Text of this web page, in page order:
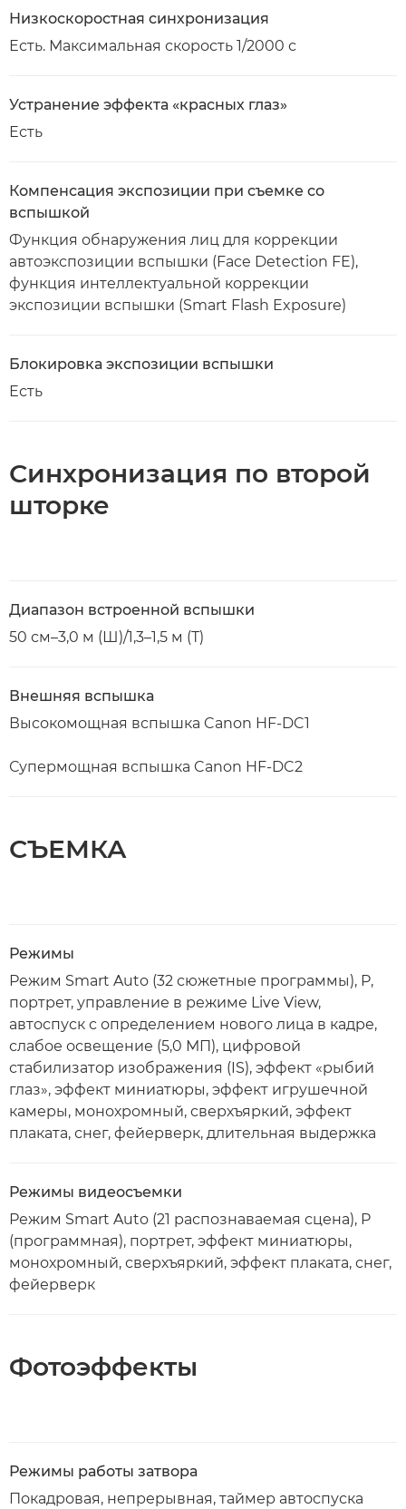
Низкоскоростная синхронизация
Есть. Максимальная скорость 1/2000 с
Устранение эффекта «красных глаз»
Есть
Компенсация экспозиции при съемке со
вспышкой
Функция обнаружения лиц для коррекции
автоэкспозиции вспышки (Face Detection FE),
функция интеллектуальной коррекции
экспозиции вспышки (Smart Flash Exposure)
Блокировка экспозиции вспышки
Есть
Синхронизация по второй
шторке
Диапазон встроенной вспышки
50 см–3,0 м (Ш)/1,3–1,5 м (Т)
Внешняя вспышка
Высокомощная вспышка Canon HF-DC1
Супермощная вспышка Canon HF-DC2
СЪЕМКА
Режимы
Режим Smart Auto (32 сюжетные программы), P,
портрет, управление в режиме Live View,
автоспуск с определением нового лица в кадре,
слабое освещение (5,0 МП), цифровой
стабилизатор изображения (IS), эффект «рыбий
глаз», эффект миниатюры, эффект игрушечной
камеры, монохромный, сверхъяркий, эффект
плаката, снег, фейерверк, длительная выдержка
Режимы видеосъемки
Режим Smart Auto (21 распознаваемая сцена), P
(программная), портрет, эффект миниатюры,
монохромный, сверхъяркий, эффект плаката, снег,
фейерверк
Фотоэффекты
Режимы работы затвора
Покадровая, непрерывная, таймер автоспуска